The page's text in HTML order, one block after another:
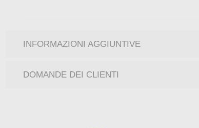
INFORMAZIONI AGGIUNTIVE
DOMANDE DEI CLIENTI